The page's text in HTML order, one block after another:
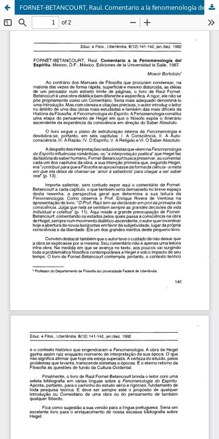
FORNET-BETANCOURT, Raul. Comentario a la fenomenología del espíritu